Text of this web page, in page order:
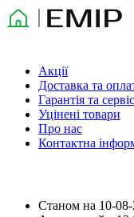
Акції
Доставка та
Гарантія та сервіс
Уцінені товари
Про нас
Контактна
Станом на 10-